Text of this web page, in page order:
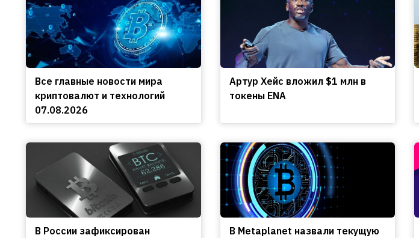
Все главные новости мира
криптовалют и технологий
07.08.2026
Артур Хейс вложил $1 млн в
токены ENA
В России зафиксирован
В Metaplanet назвали текущую